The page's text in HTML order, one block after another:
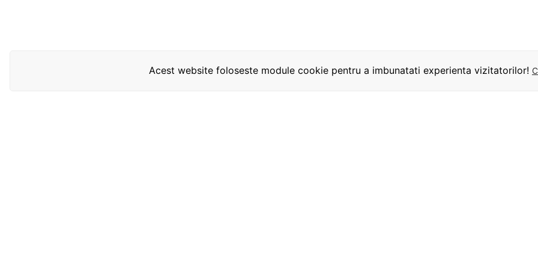
Acest website foloseste module cookie pentru a imbunatati experienta vizitatorilor!